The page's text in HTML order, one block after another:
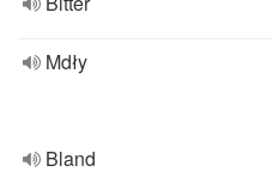
Mdły
Bland